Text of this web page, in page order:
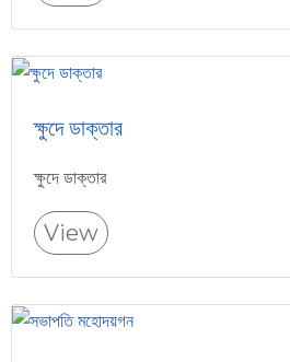
ক্ষুদে ডাক্তার
ক্ষুদে ডাক্তার
View